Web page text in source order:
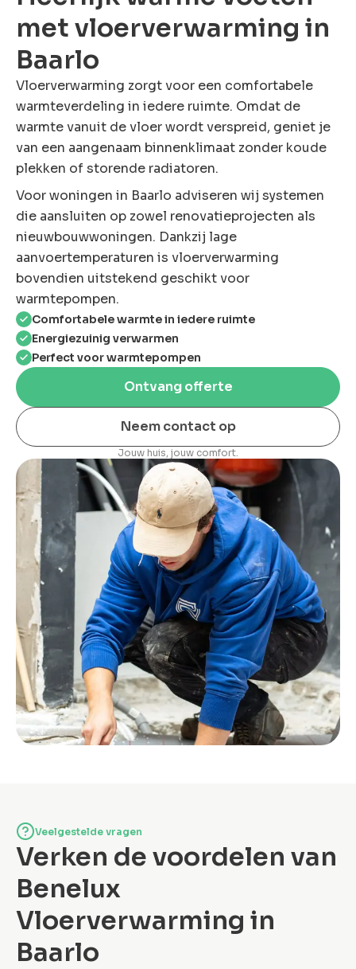
met vloerverwarming in
Baarlo
Vloerverwarming zorgt voor een comfortabele
warmteverdeling in iedere ruimte. Omdat de
warmte vanuit de vloer wordt verspreid, geniet je
van een aangenaam binnenklimaat zonder koude
plekken of storende radiatoren.
Voor woningen in Baarlo adviseren wij systemen
die aansluiten op zowel renovatieprojecten als
nieuwbouwwoningen. Dankzij lage
aanvoertemperaturen is vloerverwarming
bovendien uitstekend geschikt voor
warmtepompen.
Comfortabele warmte in iedere ruimte
Energiezuinig verwarmen
Perfect voor warmtepompen
Ontvang offerte
Neem contact op
Jouw huis, jouw comfort.
Veelgestelde vragen
Verken de voordelen van
Benelux
Vloerverwarming in
Baarlo